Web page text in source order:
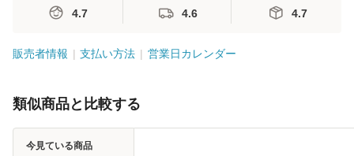
4.7 4.6 4.7
販売者情報 支払い方法 営業日カレンダー
類似商品と比較する
今見ている商品